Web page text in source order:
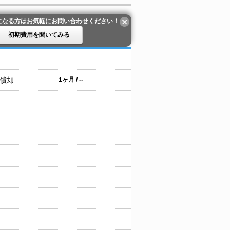
る方はお気軽にお問い合わせください！
初期費用を聞いてみる
却 1ヶ月 / --